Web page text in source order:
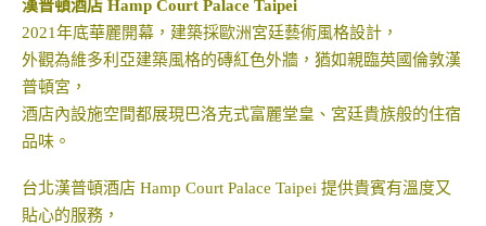
漢普頓酒店 Hamp Court Palace Taipei
2021年底華麗開幕，建築採歐洲宮廷藝術風格設計，
外觀為維多利亞建築風格的磚紅色外牆，猶如親臨英國倫敦漢
普頓宮，
酒店內設施空間都展現巴洛克式富麗堂皇、宮廷貴族般的住宿
品味。
台北漢普頓酒店 Hamp Court Palace Taipei 提供貴賓有溫度又
貼心的服務，